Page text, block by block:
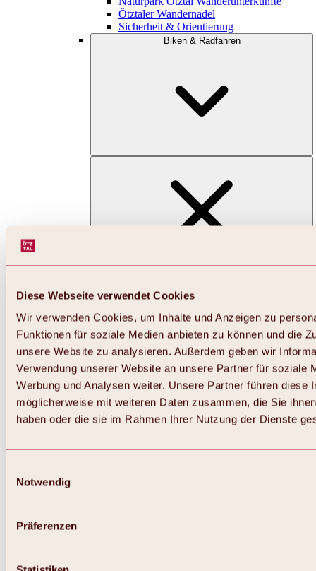
Diese Webseite verwendet Cookies
Wir verwenden Cookies, um Inhalte und Anzeigen zu
Funktionen für soziale Medien anbieten zu können und die
unsere Website zu analysieren. Außerdem geben wir
Verwendung unserer Website an unsere Partner für soziale
Werbung und Analysen weiter. Unsere Partner führen diese
möglicherweise mit weiteren Daten zusammen, die Sie
haben oder die sie im Rahmen Ihrer Nutzung der Dienste
Notwendig
Präferenzen
Ötztaler Wandernadel
Sicherheit & Orientierung
Biken & Radfahren